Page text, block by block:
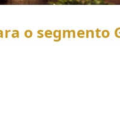
o segmento